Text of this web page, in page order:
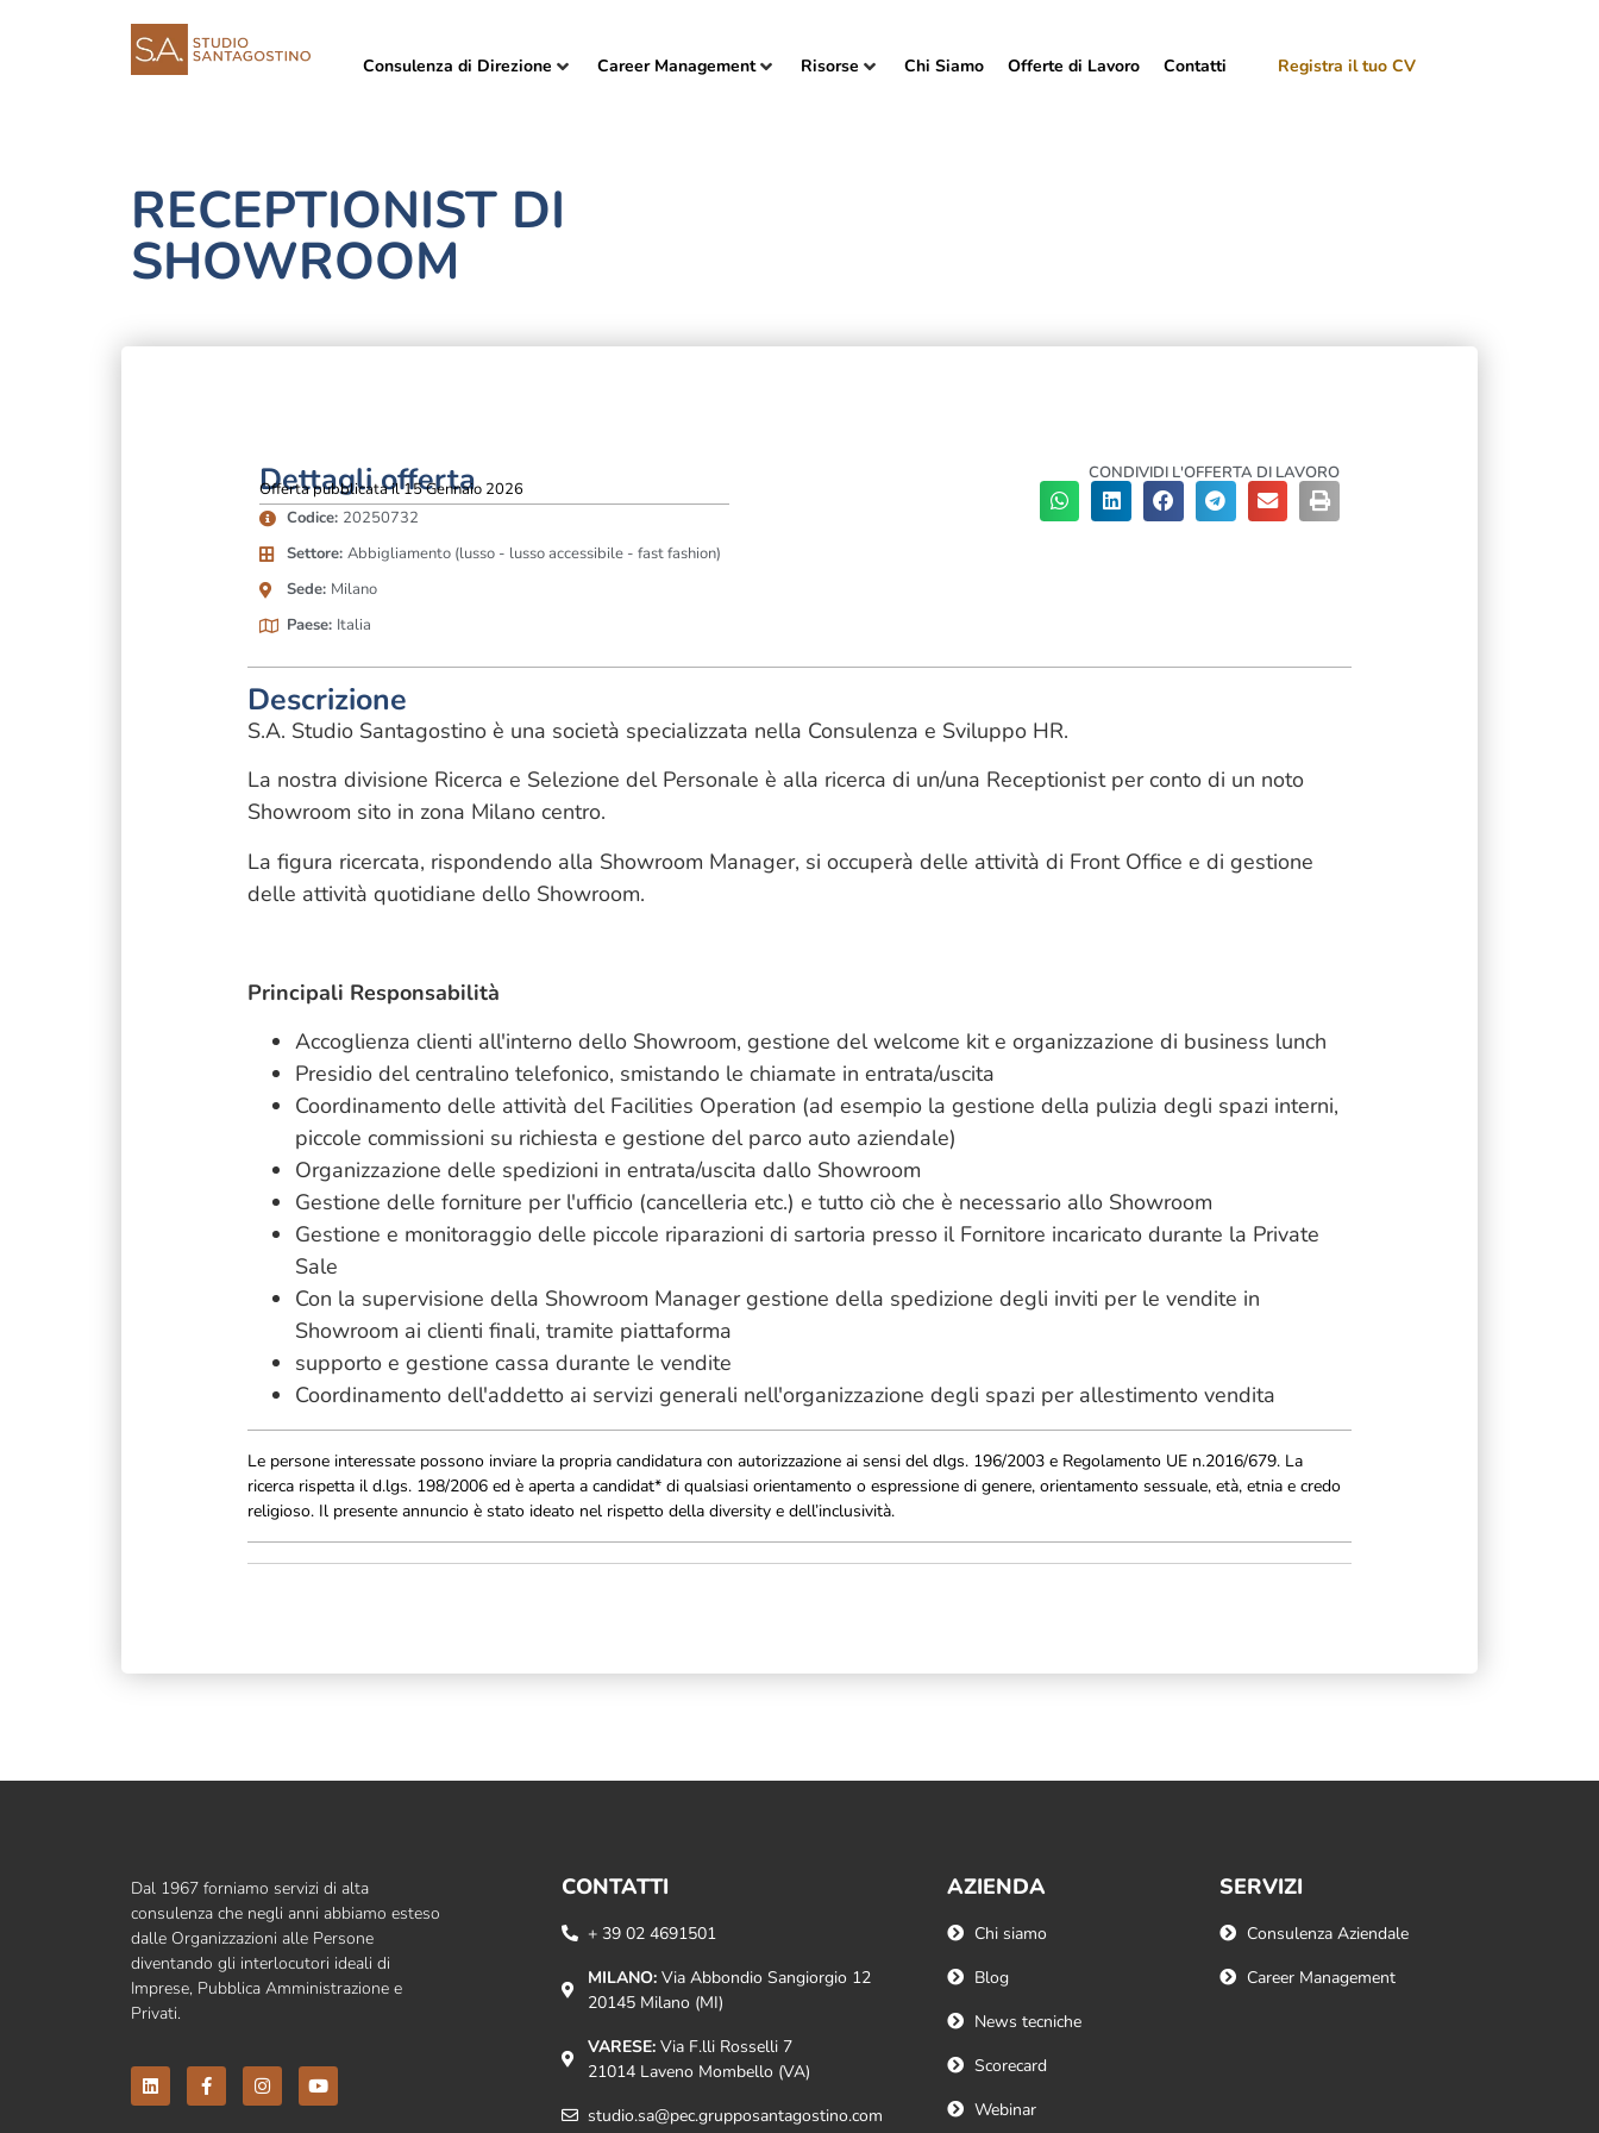
Consulenza di Direzione Career Management Risorse Chi Siamo Offerte di Lavoro Contatti Registra il tuo CV
RECEPTIONIST DI
SHOWROOM
Dettagli offerta
Offerta pubblicata il 15 Gennaio 2026
Codice: 20250732
Settore: Abbigliamento (lusso - lusso accessibile - fast fashion)
Sede: Milano
Paese: Italia
CONDIVIDI L'OFFERTA DI LAVORO
Descrizione
S.A. Studio Santagostino è una società specializzata nella Consulenza e Sviluppo HR.
La nostra divisione Ricerca e Selezione del Personale è alla ricerca di un/una Receptionist per conto di un noto
Showroom sito in zona Milano centro.
La figura ricercata, rispondendo alla Showroom Manager, si occuperà delle attività di Front Office e di gestione
delle attività quotidiane dello Showroom.
Principali Responsabilità
Accoglienza clienti all'interno dello Showroom, gestione del welcome kit e organizzazione di business lunch
Presidio del centralino telefonico, smistando le chiamate in entrata/uscita
Coordinamento delle attività del Facilities Operation (ad esempio la gestione della pulizia degli spazi interni,
piccole commissioni su richiesta e gestione del parco auto aziendale)
Organizzazione delle spedizioni in entrata/uscita dallo Showroom
Gestione delle forniture per l'ufficio (cancelleria etc.) e tutto ciò che è necessario allo Showroom
Gestione e monitoraggio delle piccole riparazioni di sartoria presso il Fornitore incaricato durante la Private
Sale
Con la supervisione della Showroom Manager gestione della spedizione degli inviti per le vendite in
Showroom ai clienti finali, tramite piattaforma
supporto e gestione cassa durante le vendite
Coordinamento dell'addetto ai servizi generali nell'organizzazione degli spazi per allestimento vendita
Le persone interessate possono inviare la propria candidatura con autorizzazione ai sensi del dlgs. 196/2003 e Regolamento UE n.2016/679. La
ricerca rispetta il d.lgs. 198/2006 ed è aperta a candidat* di qualsiasi orientamento o espressione di genere, orientamento sessuale, età, etnia e credo
religioso. Il presente annuncio è stato ideato nel rispetto della diversity e dell’inclusività.
Dal 1967 forniamo servizi di alta
consulenza che negli anni abbiamo esteso
dalle Organizzazioni alle Persone
diventando gli interlocutori ideali di
Imprese, Pubblica Amministrazione e
Privati.
CONTATTI
+ 39 02 4691501
MILANO: Via Abbondio Sangiorgio 12
20145 Milano (MI)
VARESE: Via F.lli Rosselli 7
21014 Laveno Mombello (VA)
studio.sa@pec.grupposantagostino.com
AZIENDA
Chi siamo
Blog
News tecniche
Scorecard
Webinar
SERVIZI
Consulenza Aziendale
Career Management